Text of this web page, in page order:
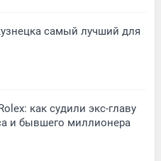
самый лучший для
как судили экс-главу
и бывшего миллионера